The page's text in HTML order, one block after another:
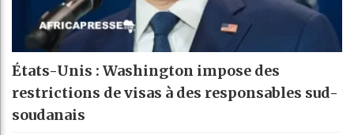
États-Unis : Washington impose des
restrictions de visas à des responsables sud-
soudanais